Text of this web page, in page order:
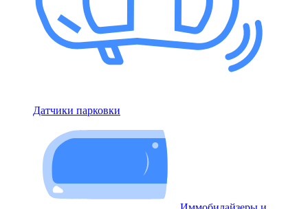
Датчики парковки